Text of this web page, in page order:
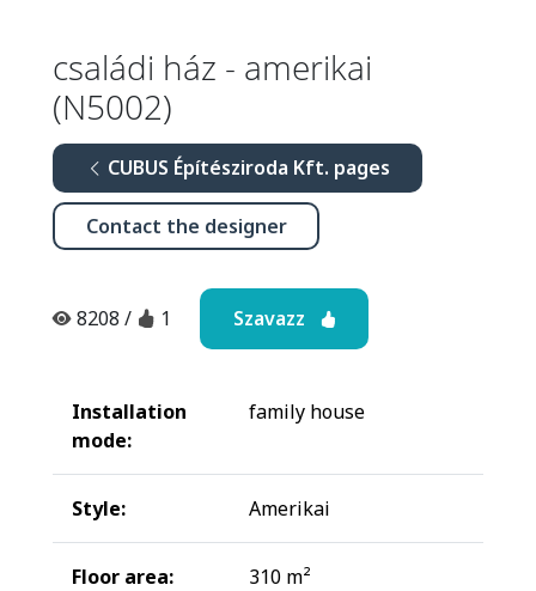
családi ház - amerikai
(N5002)
CUBUS Építésziroda Kft. pages
Contact the designer
8208 / 1 Szavazz
Installation
mode:
family house
Style: Amerikai
Floor area: 310 m²